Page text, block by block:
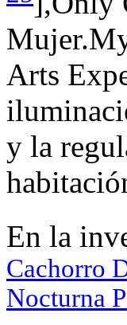
Arts
y la
En la
Cachorro
Nocturna